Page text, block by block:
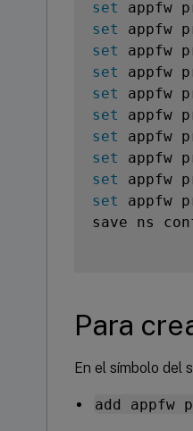
set
appfw
set
appfw
set
appfw
set
appfw
set
appfw
set
appfw
set
appfw
set
appfw
set
appfw
set
appfw
save ns
Para
En el símbolo del
add appfw